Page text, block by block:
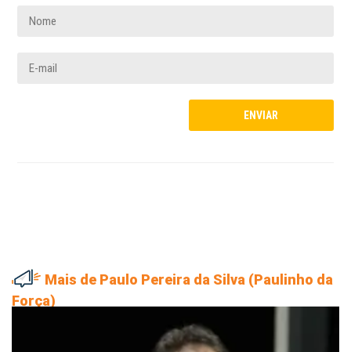
Mais de Paulo Pereira da Silva (Paulinho da
Força)